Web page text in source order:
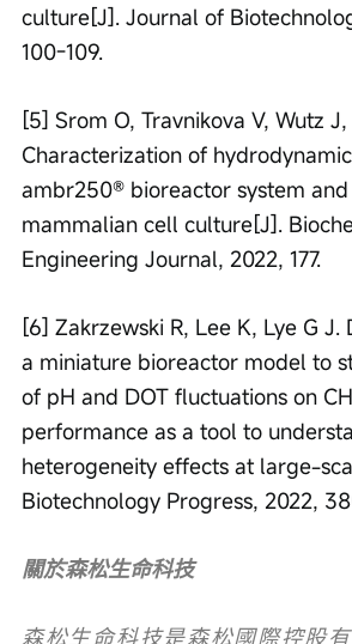
culture[J]. Journal of
100-109.
[5] Srom O, Travnikova V, Wutz
Characterization of
ambr250® bioreactor system
mammalian cell culture[J].
Engineering Journal, 2022, 177.
[6] Zakrzewski R, Lee K, Lye G
a miniature bioreactor model to
of pH and DOT fluctuations on
performance as a tool to
heterogeneity effects at large-
Biotechnology Progress, 2022,
關於森松生命科技
森松生命科技是森松國際控股